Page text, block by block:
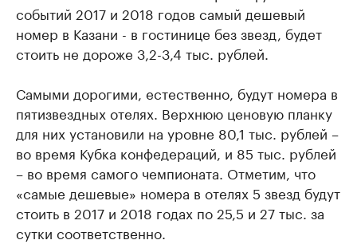
событий 2017 и 2018 годов самый дешевый
номер в Казани - в гостинице без звезд, будет
стоить не дороже 3,2-3,4 тыс. рублей.
Самыми дорогими, естественно, будут номера в
пятизвездных отелях. Верхнюю ценовую планку
для них установили на уровне 80,1 тыс. рублей –
во время Кубка конфедераций, и 85 тыс. рублей
– во время самого чемпионата. Отметим, что
«самые дешевые» номера в отелях 5 звезд будут
стоить в 2017 и 2018 годах по 25,5 и 27 тыс. за
сутки соответственно.